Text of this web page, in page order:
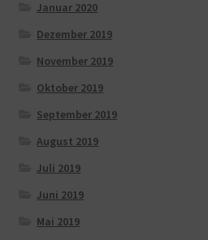
Januar 2020
Dezember 2019
November 2019
Oktober 2019
September 2019
August 2019
Juli 2019
Juni 2019
Mai 2019